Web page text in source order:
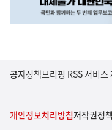
공지정책브리핑 RSS 서비스
개인정보처리방침저작권정책